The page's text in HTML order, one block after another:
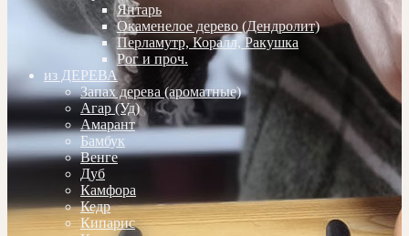
Янтарь
Окаменелое дерево (Дендролит)
Перламутр, Коралл, Ракушка
Рог и проч.
из ДЕРЕВА
Запах дерева (ароматные)
Агар (Уд)
Амарант
Бамбук
Венге
Дуб
Камфора
Кедр
Кипарис